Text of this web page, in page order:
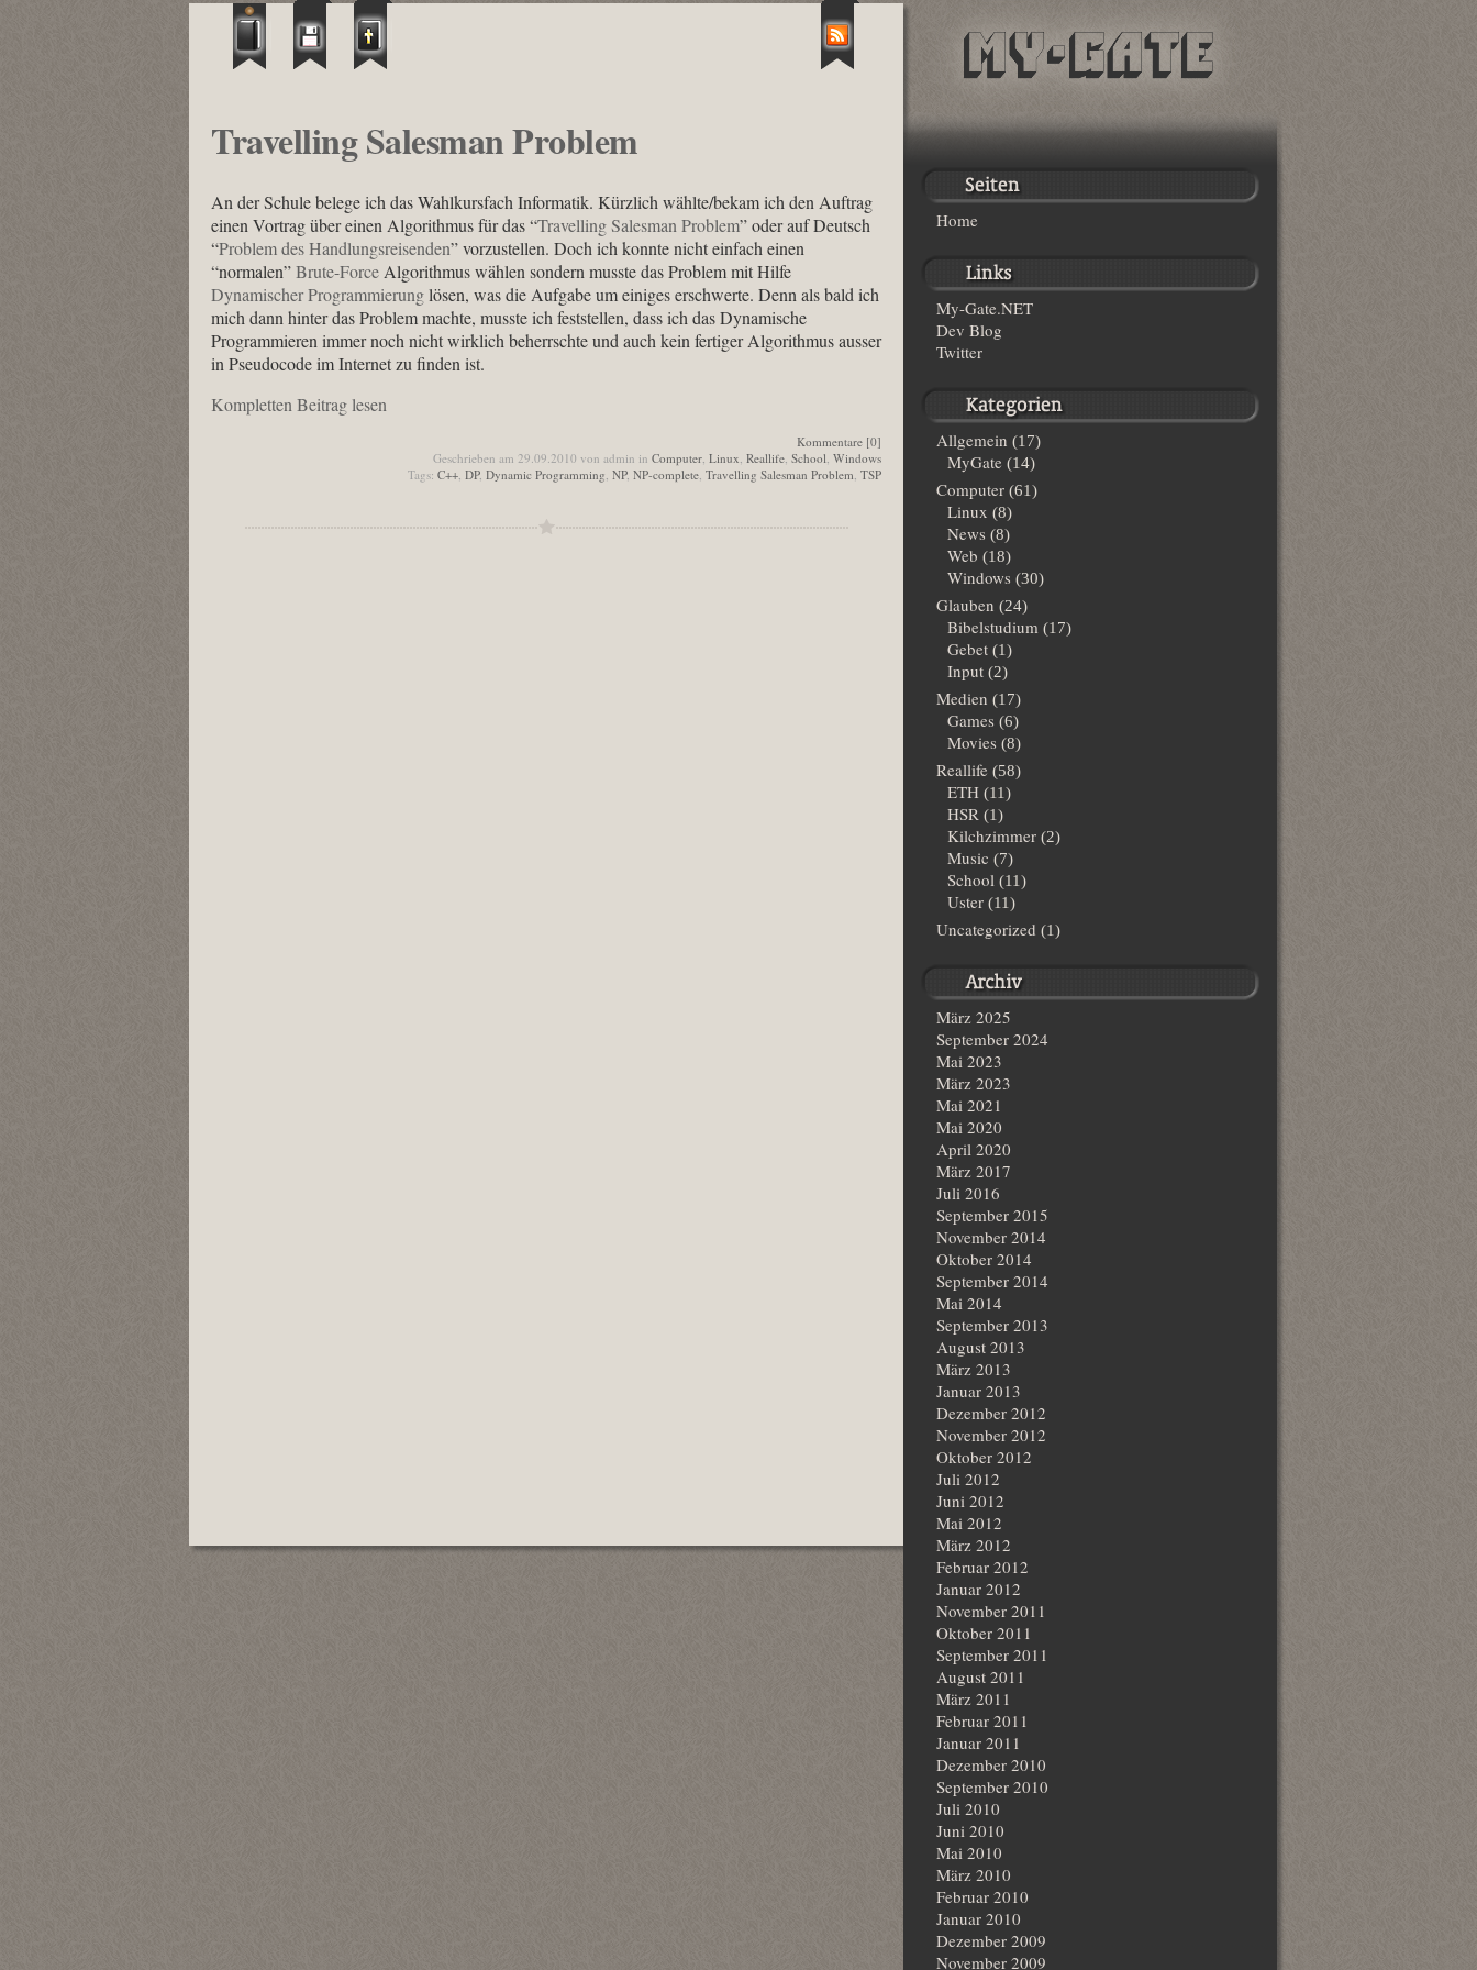
Travelling Salesman Problem
An der Schule belege ich das Wahlkursfach Informatik. Kürzlich wählte/bekam ich den Auftrag
einen Vortrag über einen Algorithmus für das “Travelling Salesman Problem” oder auf Deutsch
“Problem des Handlungsreisenden” vorzustellen. Doch ich konnte nicht einfach einen
“normalen”Brute-Force Algorithmus wählen sondern musste das Problem mit Hilfe
Dynamischer Programmierunglösen, was die Aufgabe um einiges erschwerte. Denn als bald ich
mich dann hinter das Problem machte, musste ich feststellen, dass ich das Dynamische
Programmieren immer noch nicht wirklich beherrschte und auch kein fertiger Algorithmus ausser
in Pseudocode im Internet zu finden ist.
Kompletten Beitrag lesen
Kommentare [0]
Geschrieben am 29.09.2010 von admin in Computer Linux Reallife School Windows
Tags: C++ DP, Dynamic Programming NP, NP-complete Travelling Salesman Problem TSP
Home
My-Gate.NET
Dev Blog
Twitter
Allgemein (17)
MyGate (14)
Computer (61)
Linux (8)
News (8)
Web (18)
Windows (30)
Glauben (24)
Bibelstudium (17)
Gebet (1)
Input (2)
Medien (17)
Games (6)
Movies (8)
Reallife (58)
ETH (11)
HSR (1)
Kilchzimmer (2)
Music (7)
School (11)
Uster (11)
Uncategorized (1)
März 2025
September 2024
Mai 2023
März 2023
Mai 2021
Mai 2020
April 2020
März 2017
Juli 2016
September 2015
November 2014
Oktober 2014
September 2014
Mai 2014
September 2013
August 2013
März 2013
Januar 2013
Dezember 2012
November 2012
Oktober 2012
Juli 2012
Juni 2012
Mai 2012
März 2012
Februar 2012
Januar 2012
November 2011
Oktober 2011
September 2011
August 2011
März 2011
Februar 2011
Januar 2011
Dezember 2010
September 2010
Juli 2010
Juni 2010
Mai 2010
März 2010
Februar 2010
Januar 2010
Dezember 2009
November 2009